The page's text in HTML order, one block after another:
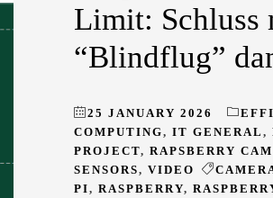
Limit: Schluss
“Blindflug”
25 JANUARY 2026
COMPUTING, IT GENERAL ,
PROJECT, RAPSBERRY
SENSORS, VIDEO
PI, RASPBERRY,